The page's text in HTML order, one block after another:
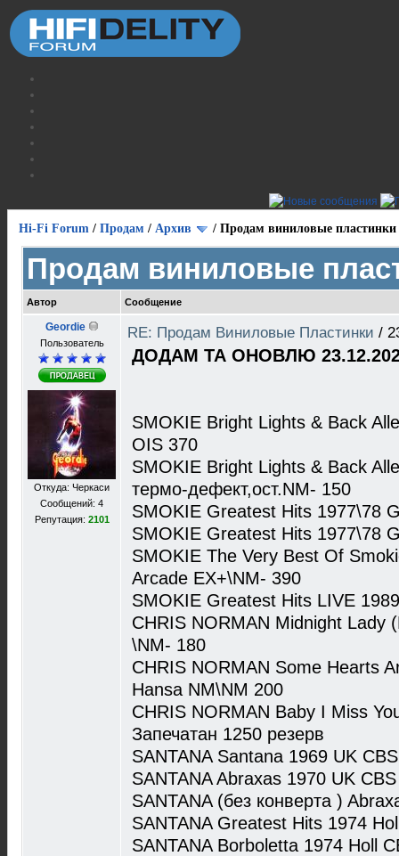
Hi-Fi Forum / Продам / Архив / Продам виниловые пластинки
Продам виниловые
Автор Сообщение
Geordie
Пользователь
Откуда: Черкаси
Сообщений: 4
Репутация: 2101
RE: Продам Виниловые Пластинки /
ДОДАМ ТА ОНОВЛЮ
SMOKIE Bright Lights & Back
OIS 370
SMOKIE Bright Lights & Back
термо-дефект,ост.NM- 150
SMOKIE Greatest Hits 1977\78
SMOKIE Greatest Hits 1977\78
SMOKIE The Very Best Of
Arcade EX+\NM- 390
SMOKIE Greatest Hits LIVE
CHRIS NORMAN Midnight Lady
\NM- 180
CHRIS NORMAN Some Hearts
Hansa NM\NM 200
CHRIS NORMAN Baby I Miss
Запечатан 1250 резерв
SANTANA Santana 1969 UK
SANTANA Abraxas 1970 UK
SANTANA (без конверта )
SANTANA Greatest Hits 1974
SANTANA Borboletta 1974 Holl